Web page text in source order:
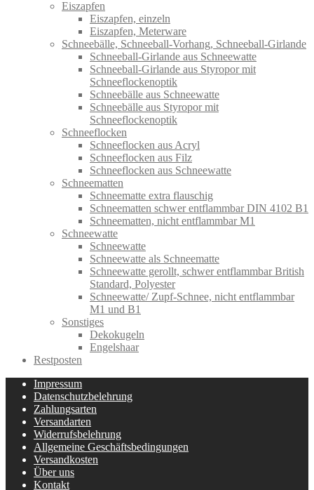
Eiszapfen
Eiszapfen, einzeln
Eiszapfen, Meterware
Schneebälle, Schneeball-Vorhang, Schneeball-Girlande
Schneeball-Girlande aus Schneewatte
Schneeball-Girlande aus Styropor mit
Schneeflockenoptik
Schneebälle aus Schneewatte
Schneebälle aus Styropor mit
Schneeflockenoptik
Schneeflocken
Schneeflocken aus Acryl
Schneeflocken aus Filz
Schneeflocken aus Schneewatte
Schneematten
Schneematte extra flauschig
Schneematten schwer entflammbar DIN 4102 B1
Schneematten, nicht entflammbar M1
Schneewatte
Schneewatte
Schneewatte als Schneematte
Schneewatte gerollt, schwer entflammbar British
Standard, Polyester
Schneewatte/ Zupf-Schnee, nicht entflammbar
M1 und B1
Sonstiges
Dekokugeln
Engelshaar
Restposten
Impressum
Datenschutzbelehrung
Zahlungsarten
Versandarten
Widerrufsbelehrung
Allgemeine Geschäftsbedingungen
Versandkosten
Über uns
Kontakt